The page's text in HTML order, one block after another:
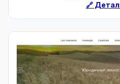
🔗